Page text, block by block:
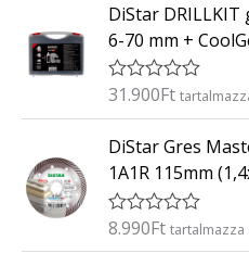
é
k
e
l
s
:
/
5
DiStar
6-70 mm +
É
é
k
e
l
é
s
:
31.900Ft
DiStar Gres
1A1R 115mm
É
8.990Ft tartalmazza